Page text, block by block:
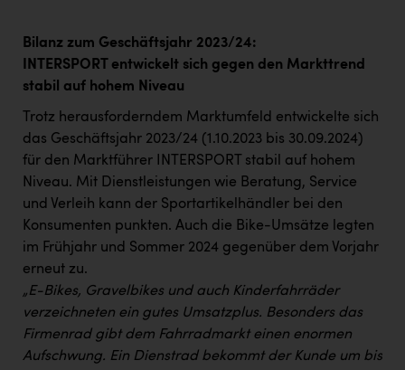
Bilanz zum Geschäftsjahr 2023/24:
INTERSPORT entwickelt sich gegen den Markttrend
stabil auf hohem Niveau
Trotz herausforderndem Marktumfeld entwickelte sich
das Geschäftsjahr 2023/24 (1.10.2023 bis 30.09.2024)
für den Marktführer INTERSPORT stabil auf hohem
Niveau. Mit Dienstleistungen wie Beratung, Service
und Verleih kann der Sportartikelhändler bei den
Konsumenten punkten. Auch die Bike-Umsätze legten
im Frühjahr und Sommer 2024 gegenüber dem Vorjahr
erneut zu.
„E-Bikes, Gravelbikes und auch Kinderfahrräder
verzeichneten ein gutes Umsatzplus. Besonders das
Firmenrad gibt dem Fahrradmarkt einen enormen
Aufschwung. Ein Dienstrad bekommt der Kunde um bis